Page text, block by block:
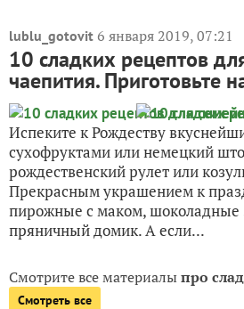
lublu_gotovit 6 января 2019, 07:21
10 сладких рецептов
чаепития. Приготовьте
Испеките к Рождеству
сухофруктами или немецкий
рождественский рулет или
Прекрасным украшением к
пирожные с маком, шоколадные
пряничный домик. А если...
Смотрите все материалыпро
Смотреть все